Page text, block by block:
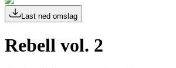
Last ned omslag
Rebell vol. 2